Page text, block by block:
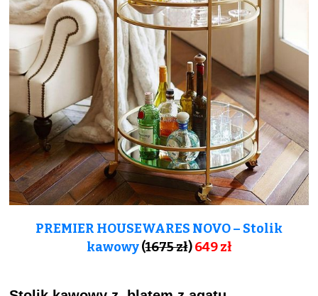
PREMIER HOUSEWARES NOVO – Stolik
kawowy(1675 zł)649 zł